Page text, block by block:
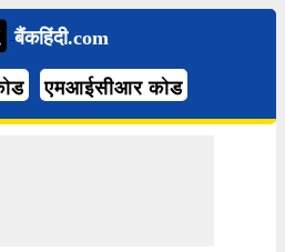
बैंकहिंदी.com
एमआईसीआर कोड